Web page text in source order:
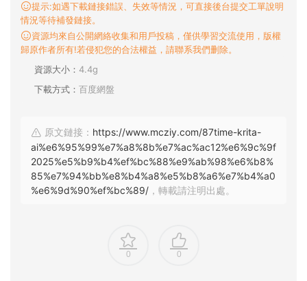
提示:如遇下載鏈接錯誤、失效等情況，可直接後台提交工單說明
情況等待補發鏈接。
資源均來自公開網絡收集和用戶投稿，僅供學習交流使用，版權
歸原作者所有!若侵犯您的合法權益，請聯系我們删除。
資源大小： 4.4g
下載方式： 百度網盤
原文鏈接： https://www.mcziy.com/87time-krita-
ai%e6%95%99%e7%a8%8b%e7%ac%ac12%e6%9c%9f
2025%e5%b9%b4%ef%bc%88%e9%ab%98%e6%b8%
85%e7%94%bb%e8%b4%a8%e5%b8%a6%e7%b4%a0
%e6%9d%90%ef%bc%89/ ，轉載請注明出處。
0 0